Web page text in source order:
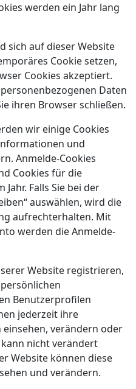
werden ein Jahr lang
sich auf dieser Website
Cookie setzen,
Cookies akzeptiert.
Daten
ihren Browser schließen.
wir einige Cookies
und
Anmelde-Cookies
Cookies für die
Falls Sie bei der
auswählen, wird die
aufrechterhalten. Mit
werden die Anmelde-
Website registrieren,
Benutzerprofilen
jederzeit ihre
verändern oder
nicht verändert
Website können diese
und verändern.